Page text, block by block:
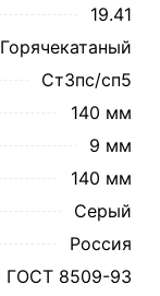
19.41
Горячекатаный
Ст3пс/сп5
140 мм
9 мм
140 мм
Серый
Россия
ГОСТ 8509-93